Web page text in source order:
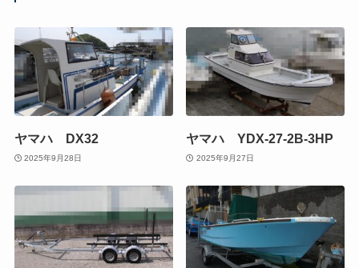
ヤマハ DX32
2025年9月28日
ヤマハ YDX-27-2B-3HP
2025年9月27日